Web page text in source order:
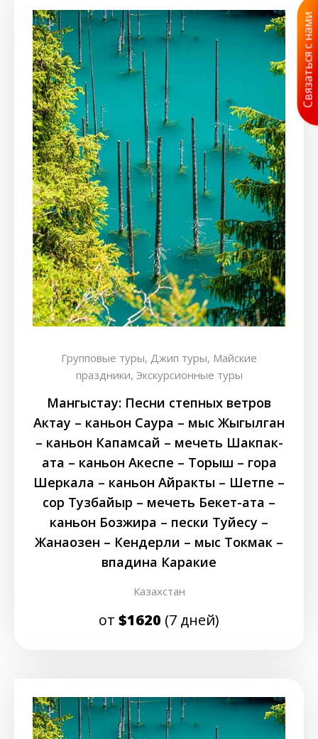
Групповые туры, Джип туры, Майские
праздники, Экскурсионные туры
Мангыстау: Песни степных ветров
Актау – каньон Саура – мыс Жыгылган
– каньон Капамсай – мечеть Шакпак-
ата – каньон Акеспе – Торыш – гора
Шеркала – каньон Айракты – Шетпе –
сор Тузбайыр – мечеть Бекет-ата –
каньон Бозжира – пески Туйесу –
Жанаозен – Кендерли – мыс Токмак –
впадина Каракие
Казахстан
от $1620 (7 дней)
Связаться с нами